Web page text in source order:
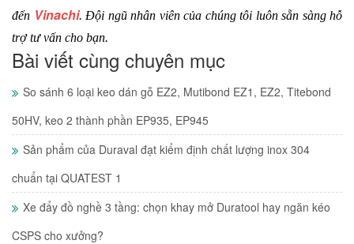
đến Vinachi. Đội ngũ nhân viên của chúng tôi luôn sẵn sàng hỗ
trợ tư vấn cho bạn.
Bài viết cùng chuyên mục
So sánh 6 loại keo dán gỗ EZ2, Mutibond EZ1, EZ2, Titebond
50HV, keo 2 thành phần EP935, EP945
Sản phẩm của Duraval đạt kiểm định chất lượng inox 304
chuẩn tại QUATEST 1
Xe đẩy đồ nghề 3 tầng: chọn khay mở Duratool hay ngăn kéo
CSPS cho xưởng?